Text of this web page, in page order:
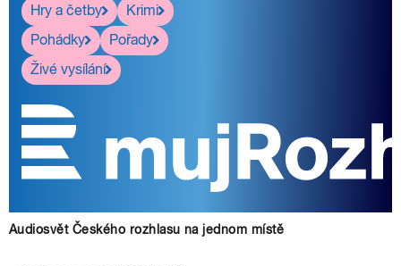
Hry a četby
Krimi
Pohádky
Pořady
Živé vysílání
Audiosvět Českého rozhlasu na jednom místě